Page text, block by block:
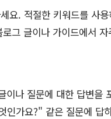
요. 적절한 키워드를 사
그 글이나 가이드에서
나 질문에 대한 답변을
가요?" 같은 질문에 답